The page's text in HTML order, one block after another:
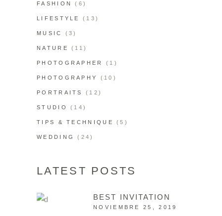
FASHION (6)
LIFESTYLE (13)
MUSIC (3)
NATURE (11)
PHOTOGRAPHER (1)
PHOTOGRAPHY (10)
PORTRAITS (12)
STUDIO (14)
TIPS & TECHNIQUE (5)
WEDDING (24)
LATEST POSTS
BEST INVITATION
NOVIEMBRE 25, 2019